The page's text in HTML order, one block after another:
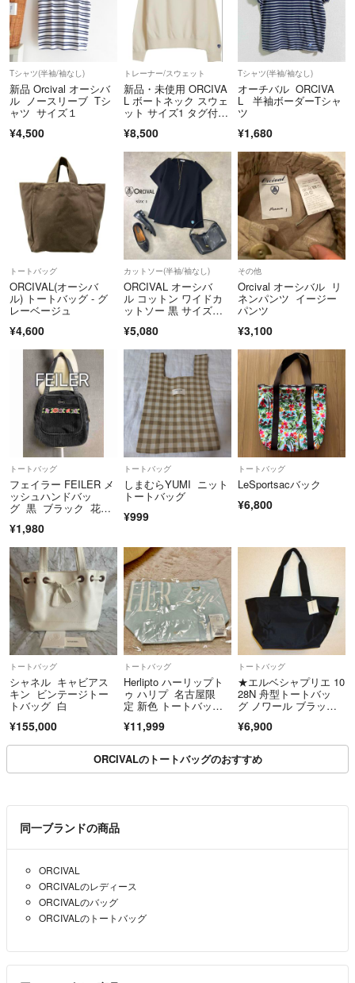
Tシャツ(半袖/袖なし)
新品 Orcival オーシバ
ル ノースリーブ Tシ
ャツ サイズ１
¥4,500
トレーナー/スウェット
新品・未使用 ORCIVA
L ボートネック スウェ
ット サイズ1 タグ付
¥8,500
Tシャツ(半袖/袖なし)
オーチバル ORCIVA
L 半袖ボーダーTシャ
ツ
¥1,680
トートバッグ
ORCIVAL(オーシバ
ル) トートバッグ - グ
レーベージュ
¥4,600
カットソー(半袖/袖なし)
ORCIVAL オーシバ
ル コットン ワイドカ
ットソー 黒 サイズ
¥5,080
その他
Orcival オーシバル リ
ネンパンツ イージー
パンツ
¥3,100
トートバッグ
フェイラー FEILER メ
ッシュハンドバッ
グ 黒 ブラック 花
¥1,980
トートバッグ
しまむらYUMI ニット
トートバッグ
¥999
トートバッグ
LeSportsacバック
¥6,800
トートバッグ
シャネル キャビアス
キン ビンテージトー
トバッグ 白
¥155,000
トートバッグ
Herlipto ハーリップト
ゥ ハリプ 名古屋限
定 新色 トートバッ
¥11,999
トートバッグ
★エルベシャプリエ 10
28N 舟型トートバッ
グ ノワール ブラッ
r 舟形トート
¥6,900
ORCIVALのトートバッグのおすすめ
同一ブランドの商品
ORCIVAL
ORCIVALのレディース
ORCIVALのバッグ
ORCIVALのトートバッグ